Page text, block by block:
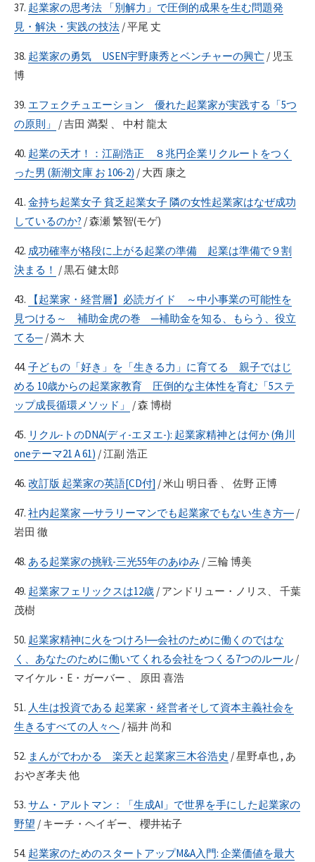
37. 起業家の思考法 「別解力」で圧倒的成果を生む問題発
見・解決・実践の技法 / 平尾 丈
38. 起業家の勇気 USEN宇野康秀とベンチャーの興亡 / 児玉
博
39. エフェクチュエーション 優れた起業家が実践する「5つ
の原則」
/ 吉田 満梨 、 中村 龍太
40. 起業の天才！：江副浩正 ８兆円企業リクルートをつく
った男 (新潮文庫 お 106-2) / 大西 康之
41. 金持ち起業女子 貧乏起業女子 隣の女性起業家はなぜ成功
しているのか? / 森瀬 繁智(モゲ)
42. 成功確率が格段に上がる起業の準備 起業は準備で９割
決まる！ / 黒石 健太郎
43.
【起業家・経営層】必読ガイド ～中小事業の可能性を
見つける～ 補助金虎の巻 ─補助金を知る、もらう、役立
てる─ / 満木 大
44. 子どもの「好き」を「生きる力」に育てる 親子ではじ
める 10歳からの起業家教育 圧倒的な主体性を育む「5ステ
ップ成長循環メソッド」
/ 森 博樹
45. リクル-トのDNA(ディ-エヌエ-): 起業家精神とは何か (角川
oneテーマ21 A 61) / 江副 浩正
46. 改訂版 起業家の英語[CD付] / 米山 明日香 、 佐野 正博
47. 社内起業家 ―サラリーマンでも起業家でもない生き方― /
岩田 徹
48. ある起業家の挑戦-三光55年のあゆみ / 三輪 博美
49. 起業家フェリックスは12歳 / アンドリュー・ノリス、 千葉
茂樹
50. 起業家精神に火をつけろ!―会社のために働くのではな
く、あなたのために働いてくれる会社をつくる7つのルール /
マイケル・E・ガーバー 、 原田 喜浩
51. 人生は投資である 起業家・経営者そして資本主義社会を
生きるすべての人々へ / 福井 尚和
52. まんがでわかる 楽天と起業家三木谷浩史 / 星野卓也 , あ
おやぎ孝夫 他
53. サム・アルトマン：「生成AI」で世界を手にした起業家の
野望 / キーチ・ヘイギー、 櫻井祐子
54. 起業家のためのスタートアップM&A入門: 企業価値を最大